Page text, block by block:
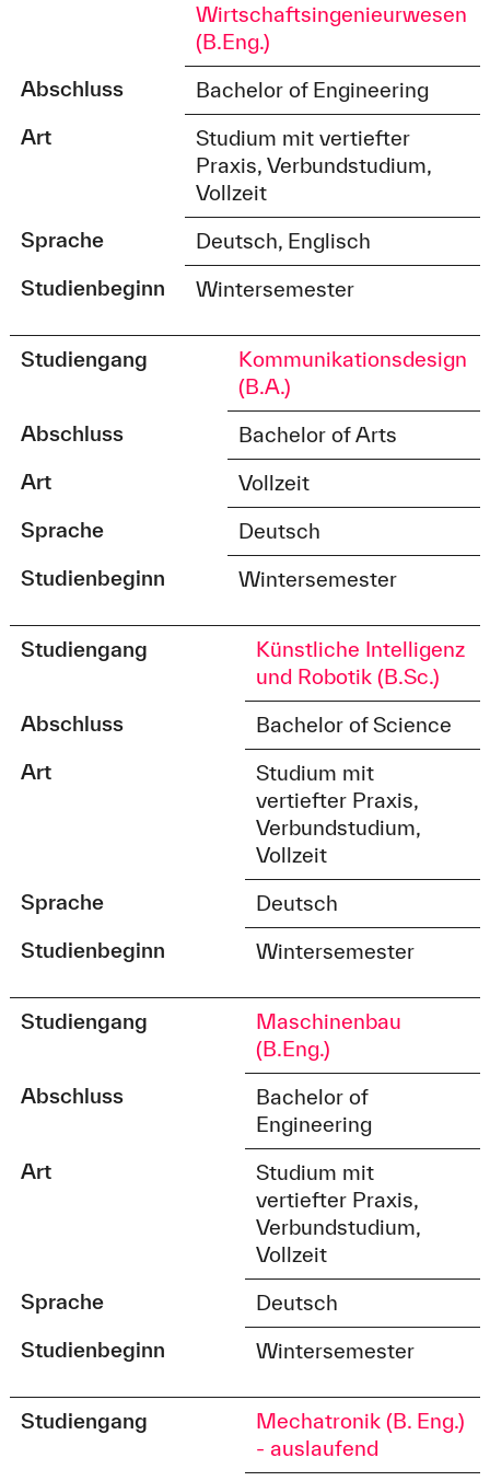
Wirtschaftsingenieurwesen
(B.Eng.)
Abschluss
Bachelor of Engineering
Art
Studium mit vertiefter
Praxis, Verbundstudium,
Vollzeit
Sprache
Deutsch, Englisch
Studienbeginn
Wintersemester
Studiengang
Kommunikationsdesign
(B.A.)
Abschluss
Bachelor of Arts
Art
Vollzeit
Sprache
Deutsch
Studienbeginn
Wintersemester
Studiengang
Künstliche Intelligenz
und Robotik (B.Sc.)
Abschluss
Bachelor of Science
Art
Studium mit
vertiefter Praxis,
Verbundstudium,
Vollzeit
Sprache
Deutsch
Studienbeginn
Wintersemester
Studiengang
Maschinenbau
(B.Eng.)
Abschluss
Bachelor of
Engineering
Art
Studium mit
vertiefter Praxis,
Verbundstudium,
Vollzeit
Sprache
Deutsch
Studienbeginn
Wintersemester
Studiengang
Mechatronik (B. Eng.)
- auslaufend